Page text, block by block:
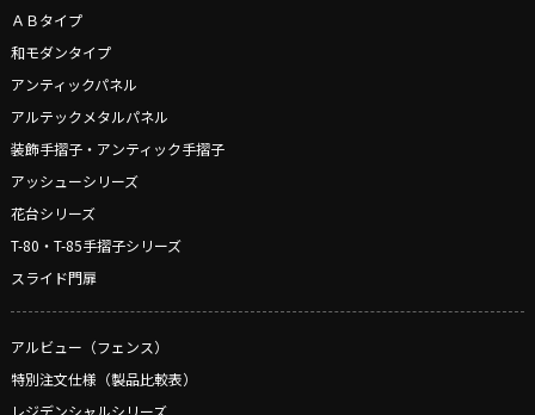
ＡＢタイプ
和モダンタイプ
アンティックパネル
アルテックメタルパネル
装飾手摺子・アンティック手摺子
アッシューシリーズ
花台シリーズ
T-80・T-85手摺子シリーズ
スライド門扉
アルビュー（フェンス）
特別注文仕様（製品比較表）